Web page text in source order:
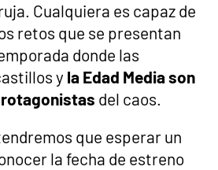
Cualquiera es capaz de
retos que se presentan
donde las
y la Edad Media son
del caos.
que esperar un
la fecha de estreno